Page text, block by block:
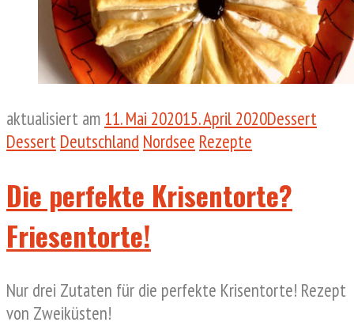
aktualisiert am 11. Mai 202015. April 2020Dessert
Dessert Deutschland Nordsee Rezepte
Die perfekte Krisentorte?
Friesentorte!
Nur drei Zutaten für die perfekte Krisentorte! Rezept
von Zweiküsten!